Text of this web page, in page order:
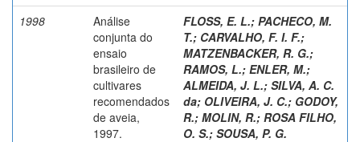
1998
Análise
conjunta do
ensaio
brasileiro de
cultivares
recomendados
de aveia,
1997.
FLOSS, E. L.; PACHECO, M.
T.; CARVALHO, F. I. F.;
MATZENBACKER, R. G.;
RAMOS, L.; ENLER, M.;
ALMEIDA, J. L.; SILVA, A. C.
da; OLIVEIRA, J. C.; GODOY,
R.; MOLIN, R.; ROSA FILHO,
O. S.; SOUSA, P. G.